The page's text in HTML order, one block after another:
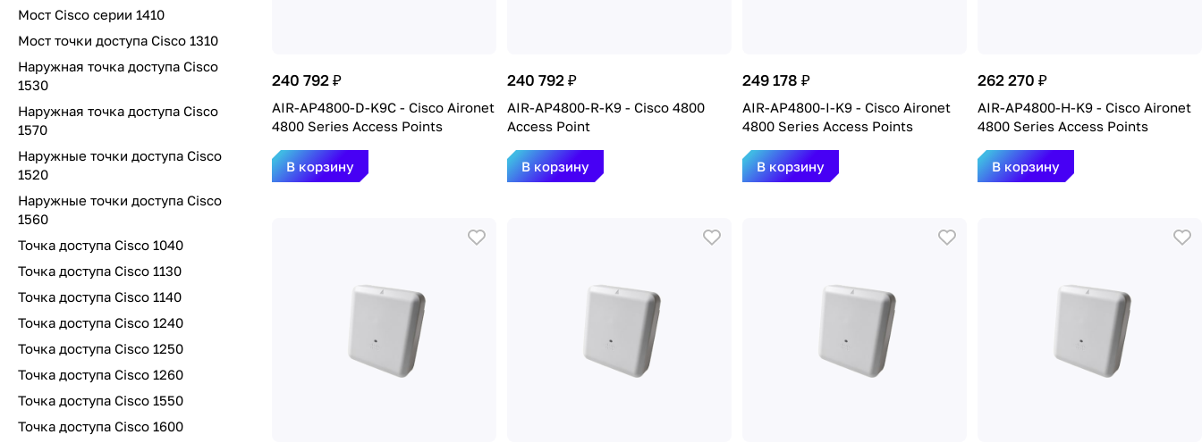
240 792 ₽
AIR-AP4800-D-K9C - Cisco Aironet
4800 Series Access Points
В корзину
240 792 ₽
AIR-AP4800-R-K9 - Cisco 4800
Access Point
В корзину
249 178 ₽
AIR-AP4800-I-K9 - Cisco Aironet
4800 Series Access Points
В корзину
262 270 ₽
AIR-AP4800-H-K9 - Cisco Aironet
4800 Series Access Points
В корзину
Мост Cisco серии 1410
Мост точки доступа Cisco 1310
Наружная точка доступа Cisco
1530
Наружная точка доступа Cisco
1570
Наружные точки доступа Cisco
1520
Наружные точки доступа Cisco
1560
Точка доступа Cisco 1040
Точка доступа Cisco 1130
Точка доступа Cisco 1140
Точка доступа Cisco 1240
Точка доступа Cisco 1250
Точка доступа Cisco 1260
Точка доступа Cisco 1550
Точка доступа Cisco 1600